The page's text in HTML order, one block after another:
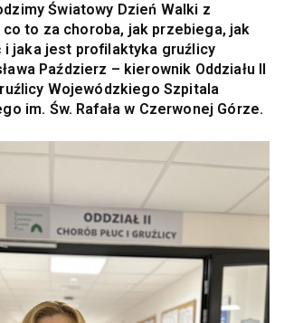
Światowy Dzień Walki z
co to za choroba, jak przebiega, jak
i jaka jest profilaktyka gruźlicy
Paździerz – kierownik Oddziału II
Wojewódzkiego Szpitala
im. Św. Rafała w Czerwonej Górze.